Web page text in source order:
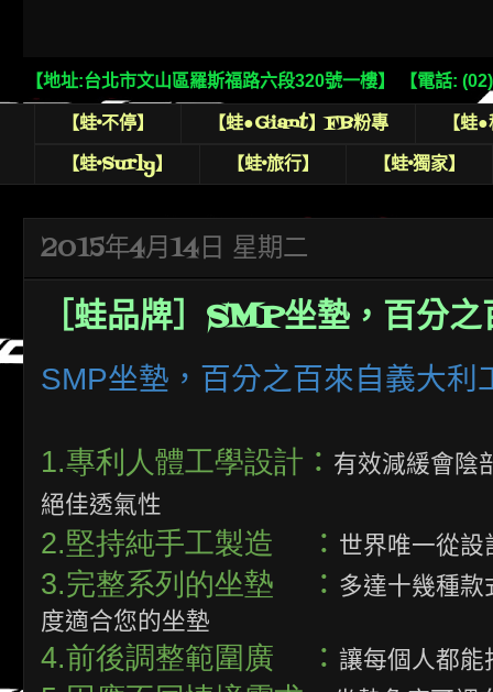
【地址:台北市文山區羅斯福路六段320號一樓】 【電話:
【蛙•不停】 【蛙●Giant】FB粉專
【
【蛙•Surly】
【蛙•旅行】 【蛙•獨家】
2015年4月14日 星期二
［蛙品牌］SMP坐墊，百分
SMP坐墊，百分之百來自義大利
1.專利人體工學設計 ： 有效減緩會陰
絕佳透氣性
2.堅持純手工製造 ： 世界唯一從設
3.完整系列的坐墊 ： 多達十幾種款
度適合您的坐墊
4.前後調整範圍廣 ： 讓每個人都能